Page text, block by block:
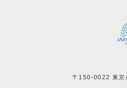
〒150-0022 東京